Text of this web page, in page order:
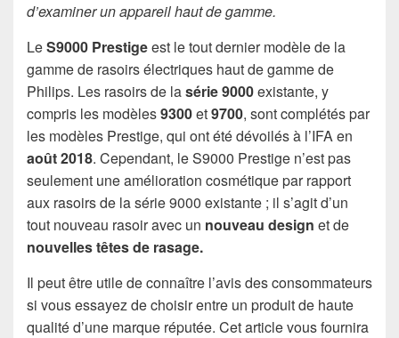
d’examiner un appareil haut de gamme.
LeS9000 Prestigeest le tout dernier modèle de la
gamme de rasoirs électriques haut de gamme de
Philips. Les rasoirs de lasérie 9000existante, y
compris les modèles9300et9700, sont complétés par
les modèles Prestige, qui ont été dévoilés à l’IFA en
août 2018. Cependant, le S9000 Prestige n’est pas
seulement une amélioration cosmétique par rapport
aux rasoirs de la série 9000 existante ; il s’agit d’un
tout nouveau rasoir avec un nouveau design et de
nouvelles têtes de rasage.
Il peut être utile de connaître l’avis des consommateurs
si vous essayez de choisir entre un produit de haute
qualité d’une marque réputée. Cet article vous fournira